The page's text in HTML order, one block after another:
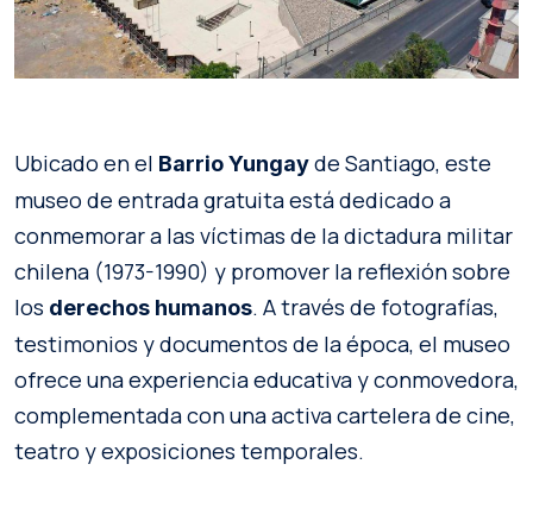
Ubicado en el Barrio Yungayde Santiago, este
museo de entrada gratuita está dedicado a
conmemorar a las víctimas de la dictadura militar
chilena (1973-1990) y promover la reflexión sobre
los derechos humanos. A través de fotografías,
testimonios y documentos de la época, el museo
ofrece una experiencia educativa y conmovedora,
complementada con una activa cartelera de cine,
teatro y exposiciones temporales.